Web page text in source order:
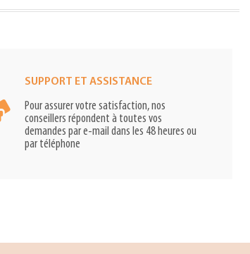
SUPPORT ET ASSISTANCE
Pour assurer votre satisfaction, nos
conseillers répondent à toutes vos
demandes par e-mail dans les 48 heures ou
par téléphone